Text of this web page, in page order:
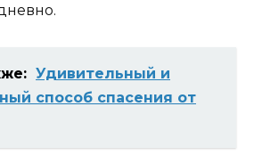
Удивительный и
способ спасения от